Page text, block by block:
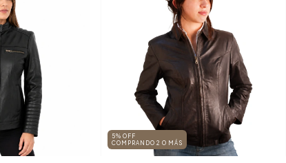
5% OFF
COMPRANDO 2 O MÁS